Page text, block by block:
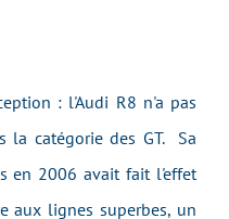
: l'Audi R8 n'a pas
la catégorie des GT. Sa
en 2006 avait fait l'effet
aux lignes superbes, un